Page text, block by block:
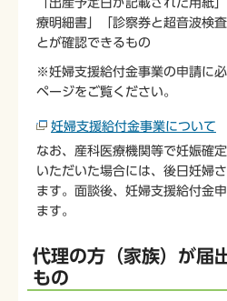
「出産予定日が記載された用紙
療明細書」「診察券と超音波検
とが確認できるもの
※妊婦支援給付金事業の申請に
ページをご覧ください。
妊婦支援給付金事業について
なお、産科医療機関等で妊娠確
いただいた場合には、後日妊婦
ます。面談後、妊婦支援給付金
ます。
代理の方（家族）が届
もの